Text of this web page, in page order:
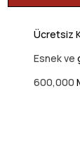
Ücretsiz
Esnek ve
600,000